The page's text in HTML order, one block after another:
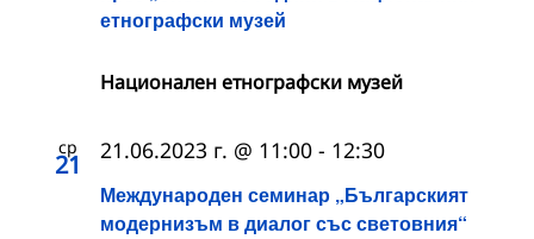
етнографски музей
Национален етнографски музей
ср
21
Международен семинар „Българският
модернизъм в диалог със световния“
21.06.2023 г. @ 11:00 - 12:30